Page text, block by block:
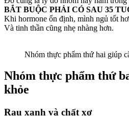
BẮT BUỘC PHẢI CÓ SAU 35
Khi hormone ổn định, mình ngủ tốt
Và tinh thần cũng nhẹ nhàng hơn.
Nhóm thực phẩm thứ hai giúp
Nhóm thực phẩm thứ
khỏe
Rau xanh và chất xơ